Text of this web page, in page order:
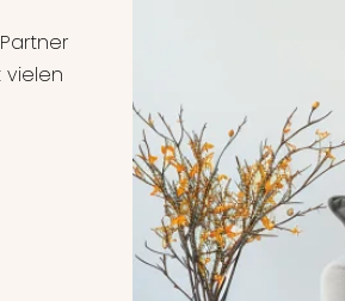
vielen